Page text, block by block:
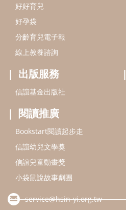
好好育兒
好孕袋
分齡育兒電子報
線上教養諮詢
出版服務
信誼基金出版社
閱讀推廣
Bookstart閱讀起步走
信誼幼兒文學獎
信誼兒童動畫獎
小袋鼠說故事劇團
service@hsin-yi.org.tw